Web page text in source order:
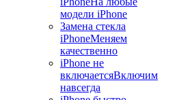
модели iPhone
Замена стекла
iPhoneМеняем
качественно
iPhone не
включаетсяВключим
навсегда